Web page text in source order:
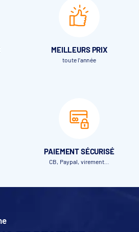
MEILLEURS PRIX
toute l’année
PAIEMENT SÉCURISÉ
CB, Paypal, virement…